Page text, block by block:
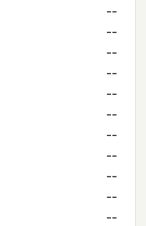
--
--
--
--
--
--
--
--
--
--
--